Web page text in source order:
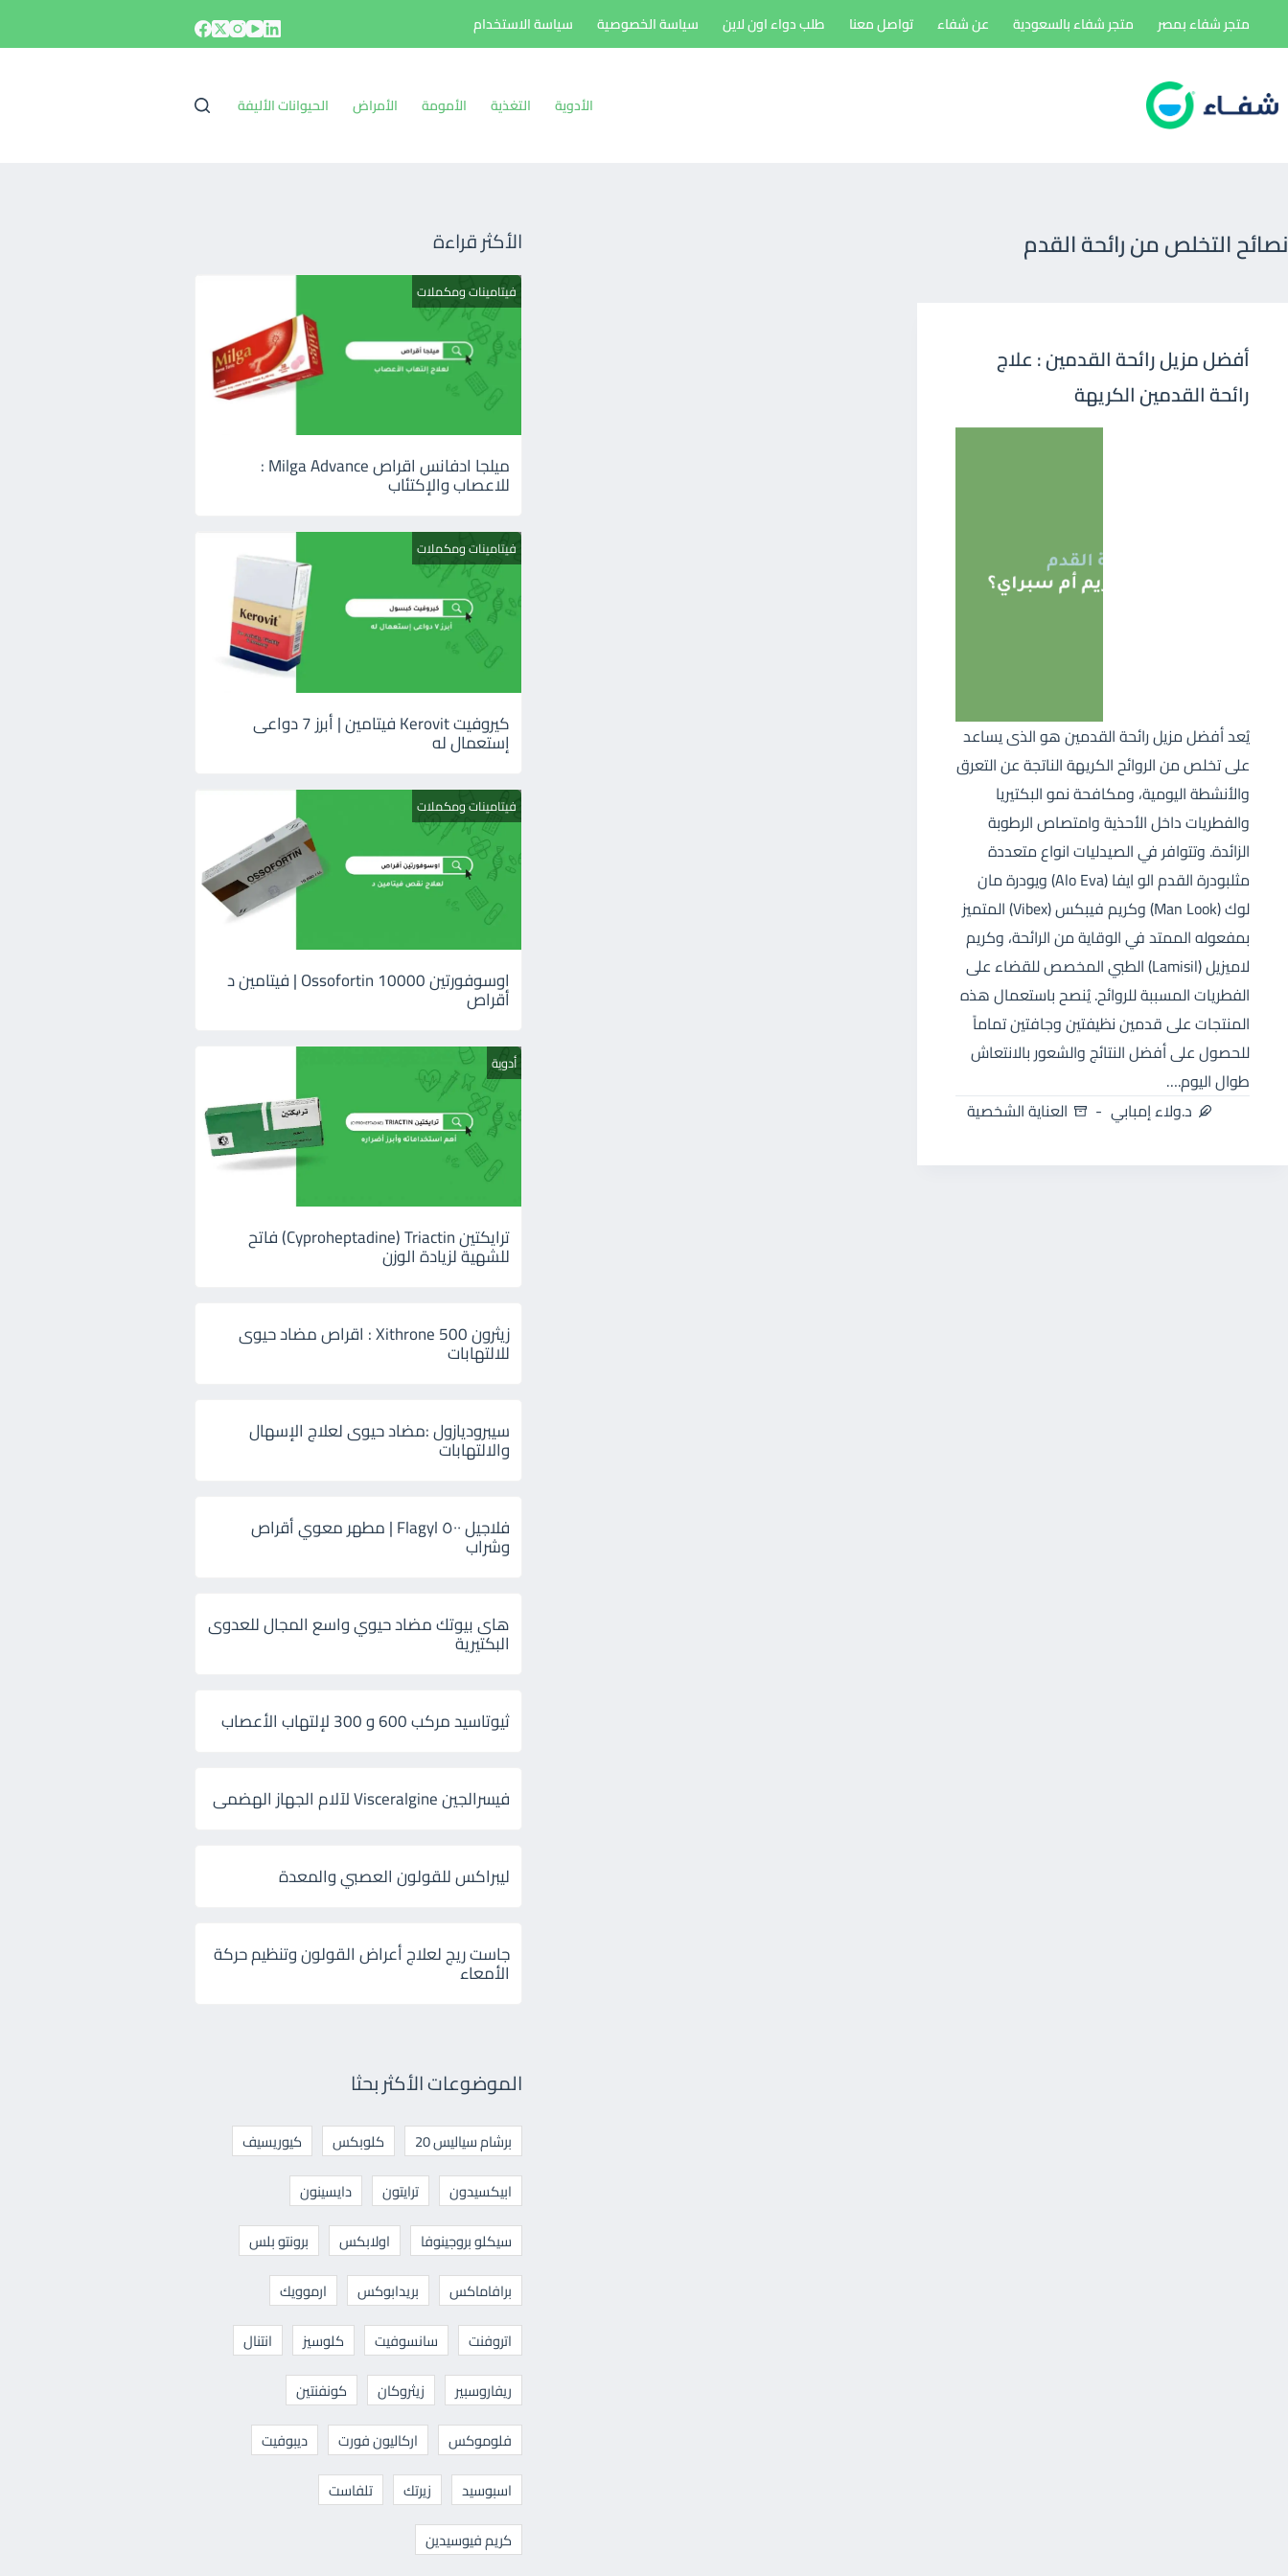
إلى
متجر شفاء بمصر متجر شفاء بالسعودية عن شفاء تواصل معنا طلب دواء اون لاين سياسة الخصوصية سياسة الاستخدام
الأدوية التغذية الأمومة الأمراض الحيوانات الأليفة
نصائح التخلص من رائحة القدم
أفضل مزيل رائحة القدمين : علاج
رائحة القدمين الكريهة
يُعد أفضل مزيل رائحة القدمين هو الذى يساعد
على تخلص من الروائح الكريهة الناتجة عن التعرق
والأنشطة اليومية، ومكافحة نمو البكتيريا
والفطريات داخل الأحذية وامتصاص الرطوبة
الزائدة. وتتوافر في الصيدليات انواع متعددة
مثلبودرة القدم الو ايفا (Alo Eva) ويودرة مان
لوك (Man Look) وكريم فيبكس (Vibex) المتميز
بمفعوله الممتد في الوقاية من الرائحة، وكريم
لاميزيل (Lamisil) الطبي المخصص للقضاء على
الفطريات المسببة للروائح. يُنصح باستعمال هذه
المنتجات على قدمين نظيفتين وجافتين تماماً
للحصول على أفضل النتائج والشعور بالانتعاش
طوال اليوم.…
د.ولاء إمبابي
العناية الشخصية
الأكثر قراءة
فيتامينات ومكملات
ميلجا ادفانس اقراص Milga Advance :
للاعصاب والإكتئاب
فيتامينات ومكملات
كيروفيت Kerovit فيتامين | أبرز 7 دواعى
إستعمال له
فيتامينات ومكملات
اوسوفورتين 10000 Ossofortin | فيتامين د
أقراص
أدوية
ترايكتين Cyproheptadine) Triactin) فاتح
للشهية لزيادة الوزن
زيثرون 500 Xithrone : اقراص مضاد حيوى
للالتهابات
سيبروديازول :مضاد حيوى لعلاج الإسهال
والالتهابات
فلاجيل ٥٠٠ Flagyl | مطهر معوي أقراص
وشراب
هاى بيوتك مضاد حيوي واسع المجال للعدوى
البكتيرية
ثيوتاسيد مركب 600 و 300 لإلتهاب الأعصاب
فيسرالجين Visceralgine لآلام الجهاز الهضمى
ليبراكس للقولون العصبي والمعدة
جاست ريج لعلاج أعراض القولون وتنظيم حركة
الأمعاء
الموضوعات الأكثر بحثا
برشام سياليس 20 كلوبكس
كيوريسيف
ابيكسيدون
ترايتون
دايسينون
سيكلو بروجينوفا
اولابكس
برونتو بلس
برافاماكس
بريدابوكس
ارموويك
اتروفنت
سانسوفيت كلوسيز
انتنال
ريفاروسبير
زيثروكان
كونفنتين
فلوموكس
اركاليون فورت
ديبوفيت
اسبوسيد
زيرتك
تلفاست
كريم فيوسيدين